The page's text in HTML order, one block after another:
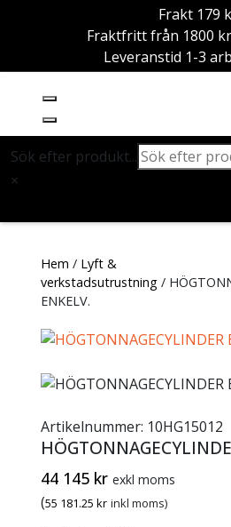
Frakt 179
Fraktfritt från 1800
Leveranstid 1-3
Sök efter produkt...
×
Hem / Lyft &
verkstadsutrustning/
ENKELV.
Artikelnummer: 10HG15012
44 145 kr exkl moms
(55 181.25 kr inkl moms)